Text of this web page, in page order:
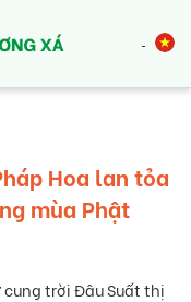
Hoa lan tỏa
mùa Phật
cung trời Đâu Suất thị